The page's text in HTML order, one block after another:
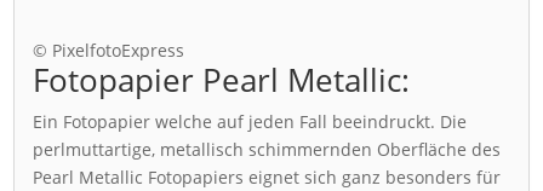
© PixelfotoExpress
Fotopapier Pearl Metallic:
Ein Fotopapier welche auf jeden Fall beeindruckt. Die
perlmuttartige, metallisch schimmernden Oberfläche des
Pearl Metallic Fotopapiers eignet sich ganz besonders für